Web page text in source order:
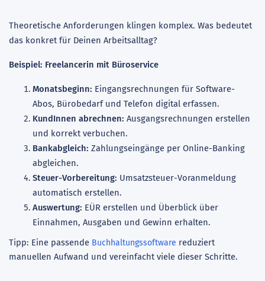
Theoretische Anforderungen klingen komplex. Was bedeutet
das konkret für Deinen Arbeitsalltag?
Beispiel: Freelancerin mit Büroservice
Monatsbeginn: Eingangsrechnungen für Software-
Abos, Bürobedarf und Telefon digital erfassen.
KundInnen abrechnen: Ausgangsrechnungen erstellen
und korrekt verbuchen.
Bankabgleich: Zahlungseingänge per Online-Banking
abgleichen.
Steuer-Vorbereitung: Umsatzsteuer-Voranmeldung
automatisch erstellen.
Auswertung: EÜR erstellen und Überblick über
Einnahmen, Ausgaben und Gewinn erhalten.
Tipp: Eine passende Buchhaltungssoftware reduziert
manuellen Aufwand und vereinfacht viele dieser Schritte.